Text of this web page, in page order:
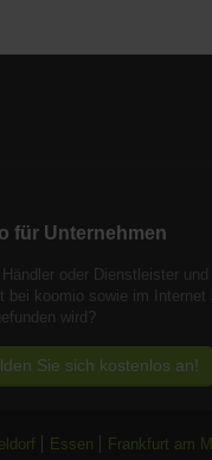
für Unternehmen
oder Dienstleister
bei koomio sowie im Internet
wird?
Sie sich kostenlos an!
Essen Frankfurt am